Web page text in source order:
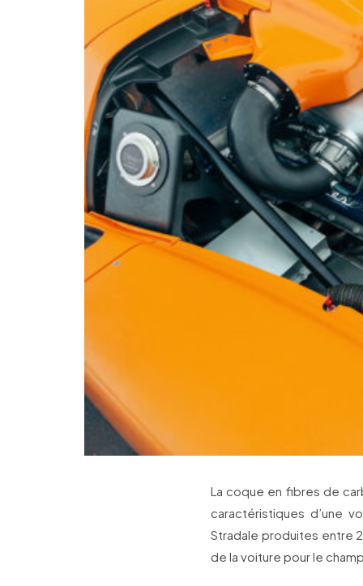
La coque en fibres de
caractéristiques d’une
Stradale produites entre
de la voiture pour le